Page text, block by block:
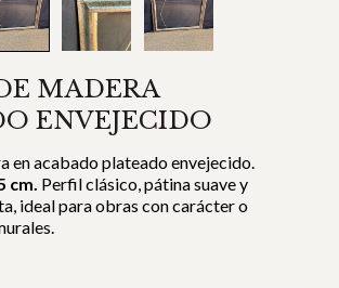
MADERA
ENVEJECIDO
en acabado plateado envejecido.
cm. Perfil clásico, pátina suave y
ideal para obras con carácter o